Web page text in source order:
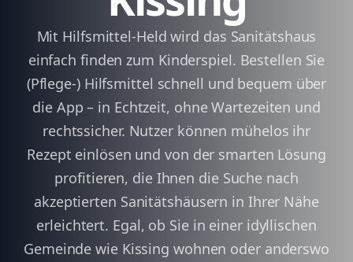
Mit Hilfsmittel-Held wird das Sanitätshaus
einfach finden zum Kinderspiel. Bestellen Sie
(Pflege-) Hilfsmittel schnell und bequem über
die App – in Echtzeit, ohne Wartezeiten und
rechtssicher. Nutzer können mühelos ihr
Rezept einlösen und von der smarten Lösung
profitieren, die Ihnen die Suche nach
akzeptierten Sanitätshäusern in Ihrer Nähe
erleichtert. Egal, ob Sie in einer idyllischen
Gemeinde wie Kissing wohnen oder anderswo